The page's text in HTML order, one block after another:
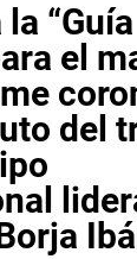
el
del